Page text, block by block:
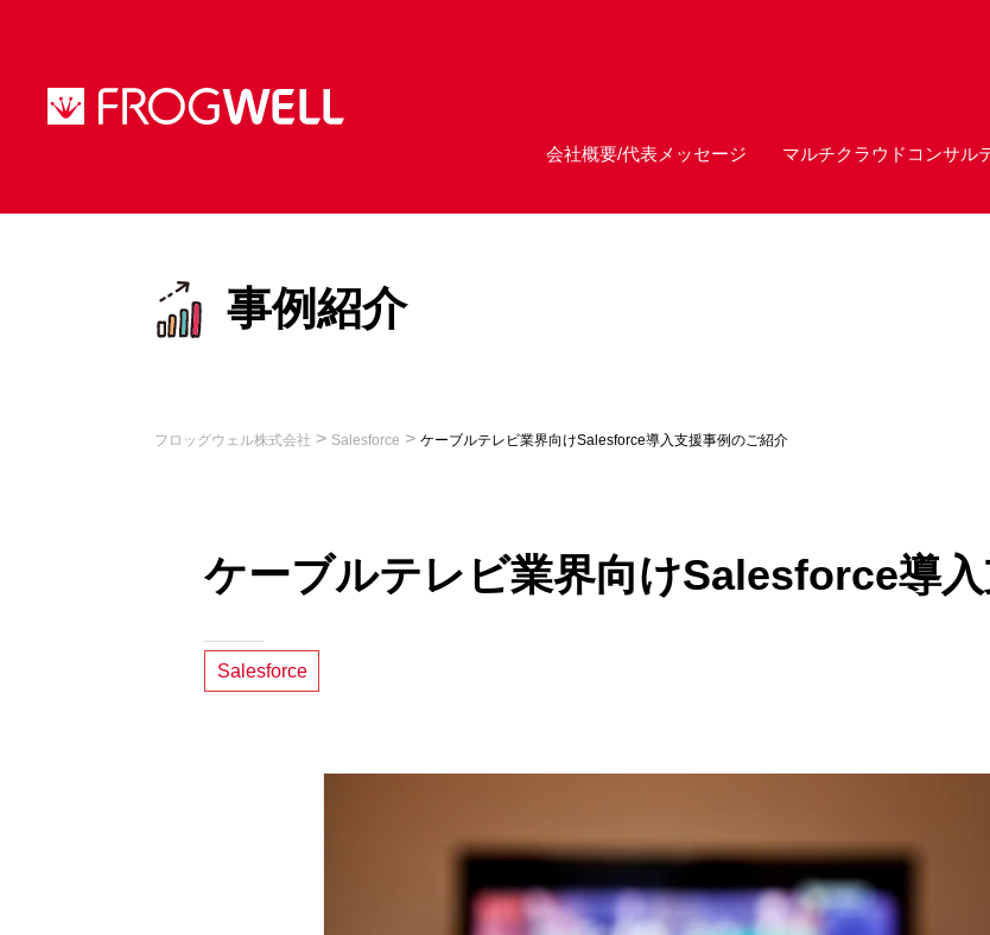
会社概要/代表メッセージ マルチクラウドコンサル
事例紹介
フロッグウェル株式会社 > Salesforce > ケーブルテレビ業界向けSalesforce導入支援事例のご紹介
ケーブルテレビ業界向けSalesforce導
Salesforce